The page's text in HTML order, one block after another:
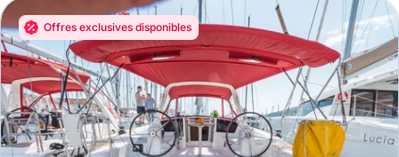
Offres exclusives disponibles